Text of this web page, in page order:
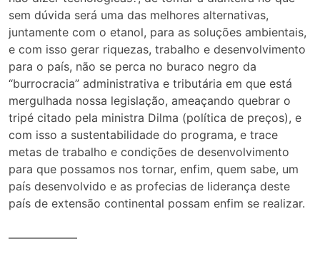
sem dúvida será uma das melhores alternativas,
juntamente com o etanol, para as soluções ambientais,
e com isso gerar riquezas, trabalho e desenvolvimento
para o país, não se perca no buraco negro da
“burrocracia” administrativa e tributária em que está
mergulhada nossa legislação, ameaçando quebrar o
tripé citado pela ministra Dilma (política de preços), e
com isso a sustentabilidade do programa, e trace
metas de trabalho e condições de desenvolvimento
para que possamos nos tornar, enfim, quem sabe, um
país desenvolvido e as profecias de liderança deste
país de extensão continental possam enfim se realizar.
——————